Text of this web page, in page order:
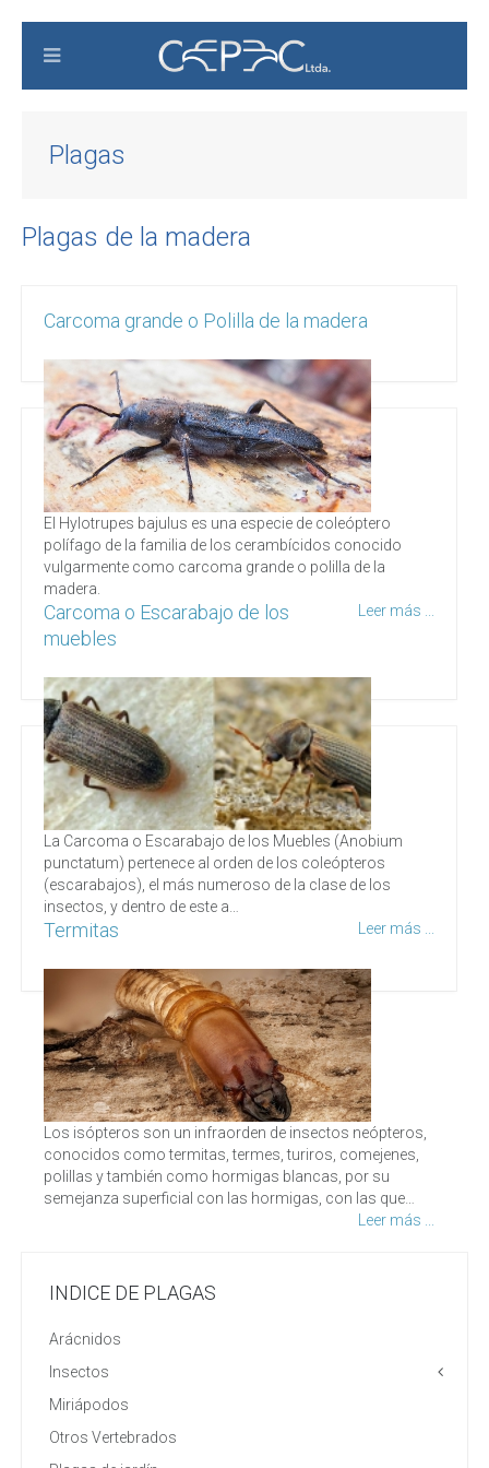
Plagas
Plagas de la madera
Carcoma grande o Polilla de la madera
El Hylotrupes bajulus es una especie de coleóptero
polífago de la familia de los cerambícidos conocido
vulgarmente como carcoma grande o polilla de la
madera.
Leer más ...
Carcoma o Escarabajo de los
muebles
La Carcoma o Escarabajo de los Muebles (Anobium
punctatum) pertenece al orden de los coleópteros
(escarabajos), el más numeroso de la clase de los
insectos, y dentro de este a…
Leer más ...
Termitas
Los isópteros son un infraorden de insectos neópteros,
conocidos como termitas, termes, turiros, comejenes,
polillas y también como hormigas blancas, por su
semejanza superficial con las hormigas, con las que…
Leer más ...
INDICE DE PLAGAS
Arácnidos
Insectos
Miriápodos
Otros Vertebrados